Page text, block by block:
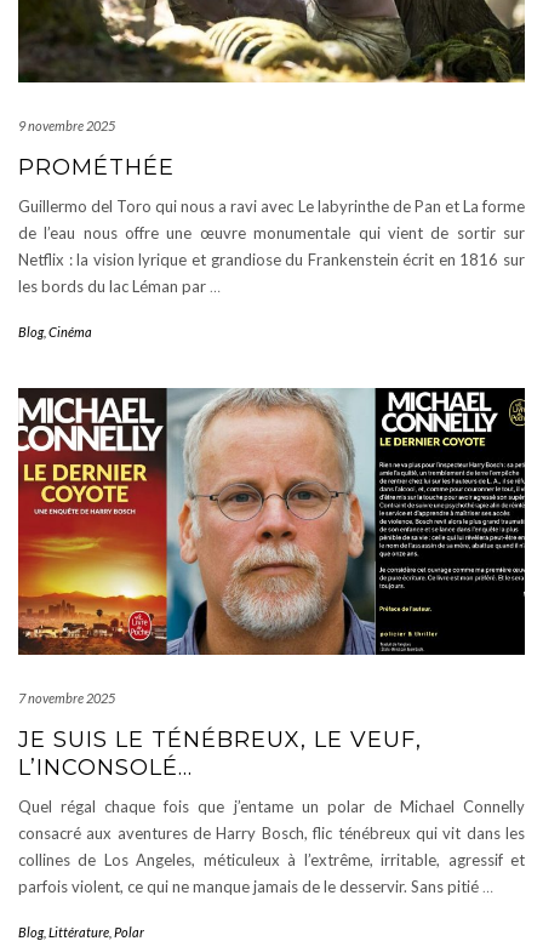
9 novembre 2025
PROMÉTHÉE
Guillermo del Toro qui nous a ravi avec Le labyrinthe de Pan et La forme
de l’eau nous offre une œuvre monumentale qui vient de sortir sur
Netflix : la vision lyrique et grandiose du Frankenstein écrit en 1816 sur
les bords du lac Léman par …
Blog, Cinéma
7 novembre 2025
JE SUIS LE TÉNÉBREUX, LE VEUF,
L’INCONSOLÉ…
Quel régal chaque fois que j’entame un polar de Michael Connelly
consacré aux aventures de Harry Bosch, flic ténébreux qui vit dans les
collines de Los Angeles, méticuleux à l’extrême, irritable, agressif et
parfois violent, ce qui ne manque jamais de le desservir. Sans pitié …
Blog, Littérature Polar